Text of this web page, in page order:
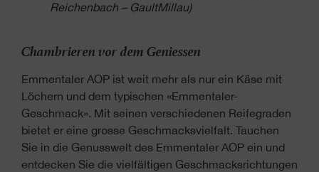
Reichenbach – GaultMillau)
Chambrieren vor dem Geniessen
Emmentaler AOP ist weit mehr als nur ein Käse mit
Löchern und dem typischen «Emmentaler-
Geschmack». Mit seinen verschiedenen Reifegraden
bietet er eine grosse Geschmacksvielfalt. Tauchen
Sie in die Genusswelt des Emmentaler AOP ein und
entdecken Sie die vielfältigen Geschmacksrichtungen